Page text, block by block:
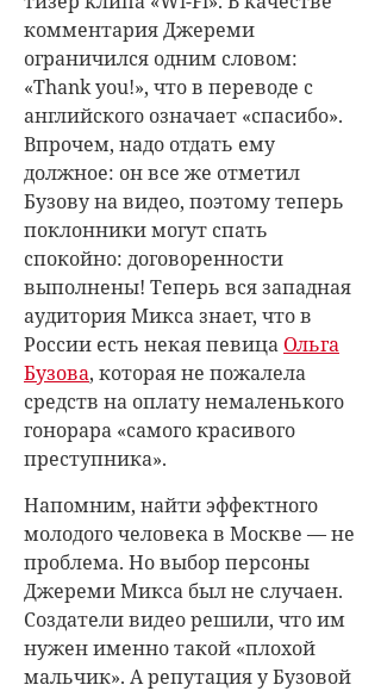
комментария Джереми
ограничился одним словом:
«Thank you!», что в переводе с
английского означает «спасибо».
Впрочем, надо отдать ему
должное: он все же отметил
Бузову на видео, поэтому теперь
поклонники могут спать
спокойно: договоренности
выполнены! Теперь вся западная
аудитория Микса знает, что в
России есть некая певица Ольга
Бузова, которая не пожалела
средств на оплату немаленького
гонорара «самого красивого
преступника».
Напомним, найти эффектного
молодого человека в Москве — не
проблема. Но выбор персоны
Джереми Микса был не случаен.
Создатели видео решили, что им
нужен именно такой «плохой
мальчик». А репутация у Бузовой